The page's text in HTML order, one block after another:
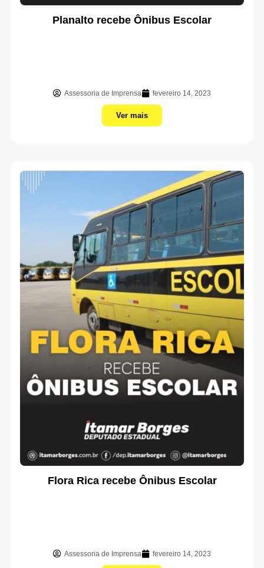
Planalto recebe Ônibus Escolar
Assessoria de Imprensa fevereiro 14, 2023
Ver mais
Flora Rica recebe Ônibus Escolar
Assessoria de Imprensa fevereiro 14, 2023